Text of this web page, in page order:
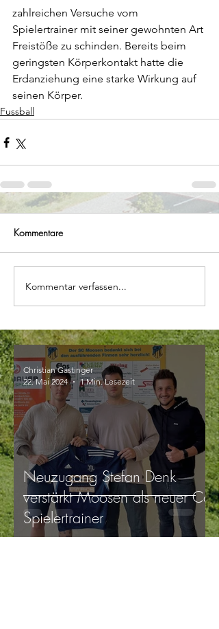
zahlreichen Versuche vom
Spielertrainer mit seiner gewohnten Art
Freistöße zu schinden. Bereits beim
geringsten Körperkontakt hatte die
Erdanziehung eine starke Wirkung auf
seinen Körper.
Fussball
Kommentare
Kommentar verfassen...
Neuzugang Stefan Denk
verstärkt Moosen als neuer Co-
Spielertrainer
Christian Gastinger
22. Mai 2024
1 Min. Lesezeit